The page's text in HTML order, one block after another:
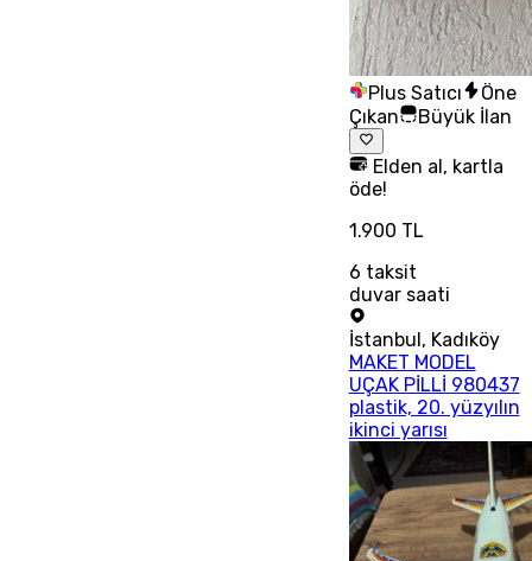
Plus Satıcı
Öne
Çıkan
Büyük İlan
Elden al, kartla
öde!
1.900 TL
6 taksit
duvar saati
İstanbul , Kadıköy
MAKET MODEL
UÇAK PİLLİ 980437
plastik, 20. yüzyılın
ikinci yarısı